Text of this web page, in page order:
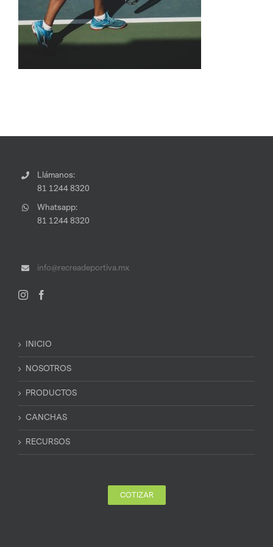
Llámanos:
81 1244 8320
Whatsapp:
81 1244 8320
info@recreadeportiva.mx
INICIO
NOSOTROS
PRODUCTOS
CANCHAS
RECURSOS
COTIZAR